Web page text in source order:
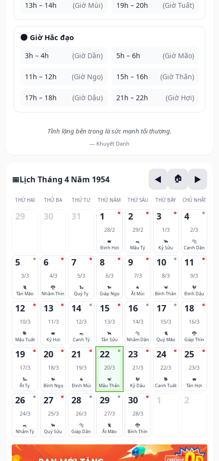
13h – 14h (Giờ Mùi) 19h – 20h (Giờ Tuất)
🌑 Giờ Hắc đạo
3h – 4h (Giờ Dần) 5h – 6h (Giờ Mão)
11h – 12h (Giờ Ngọ) 15h – 16h (Giờ Thân)
17h – 18h (Giờ Dậu) 21h – 22h (Giờ Hợi)
Tĩnh lặng bên trong là sức mạnh tối thượng.
— Khuyết Danh
Lịch Tháng 4 Năm 1954
THỨ HAI THỨ BA THỨ TƯ THỨ NĂM THỨ SÁU THỨ BẢY CHỦ NHẬT
29 30 31 1
28/2
🐖
Đinh Hợi
2
29/2
🐀
Mậu Tý
3
1/3
🐂
Kỷ Sửu
4
2/3
🐅
Canh Dần
5
3/3
🐈
Tân Mão
6
4/3
🐉
Nhâm Thìn
7
5/3
🐍
Quý Tỵ
8
6/3
🐎
Giáp Ngọ
9
7/3
🐐
Ất Mùi
10
8/3
🐒
Bính Thân
11
9/3
🐓
Đinh Dậu
12
10/3
🐕
Mậu Tuất
13
11/3
🐖
Kỷ Hợi
14
12/3
🐀
Canh Tý
15
13/3
🐂
Tân Sửu
16
14/3
🐅
Nhâm Dần
17
15/3
🐈
Quý Mão
18
16/3
🐉
Giáp Thìn
19
17/3
🐍
Ất Tỵ
20
18/3
🐎
Bính Ngọ
21
19/3
🐐
Đinh Mùi
22
20/3
🐒
Mậu Thân
23
21/3
🐓
Kỷ Dậu
24
22/3
🐕
Canh Tuất
25
23/3
🐖
Tân Hợi
26
24/3
🐀
Nhâm Tý
27
25/3
🐂
Quý Sửu
28
26/3
🐅
Giáp Dần
29
27/3
🐈
Ất Mão
30
28/3
🐉
Bính Thìn
1 2